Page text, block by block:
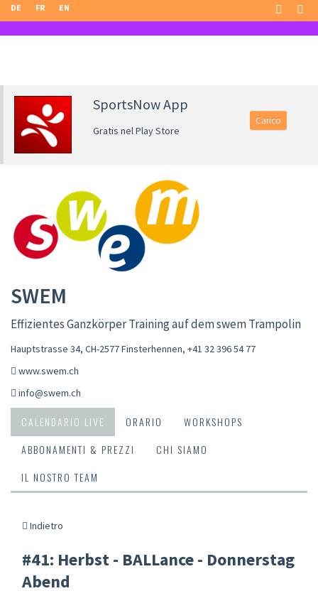
DE FR EN
SportsNow App
Gratis nel Play Store
Carico
SWEM
Effizientes Ganzkörper Training auf dem swem Trampolin
Hauptstrasse 34, CH-2577 Finsterhennen, +41 32 396 54 77
www.swem.ch
info@swem.ch
CALENDARIO LIVE ORARIO
WORKSHOPS
ABBONAMENTI & PREZZI
CHI SIAMO
IL NOSTRO TEAM
Indietro
#41: Herbst - BALLance - Donnerstag
Abend